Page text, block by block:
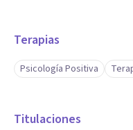
Terapias
Psicología Positiva
Titulaciones